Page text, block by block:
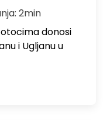
2min
donosi
i Ugljanu u